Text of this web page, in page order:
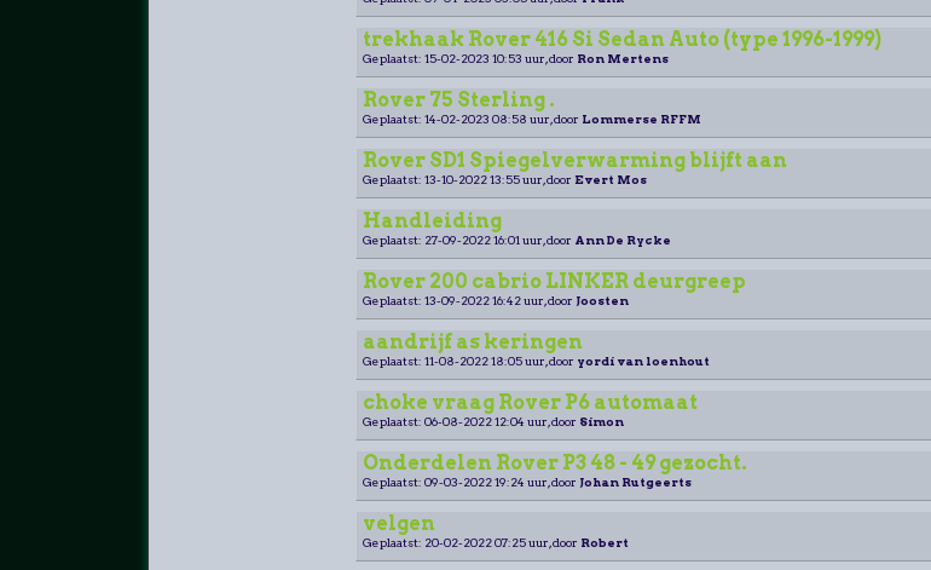
trekhaak Rover 416 Si Sedan Auto (type 1996-1999)
Geplaatst: 15-02-2023 10:53 uur, door Ron Mertens
Rover 75 Sterling .
Geplaatst: 14-02-2023 08:58 uur, door Lommerse RFFM
Rover SD1 Spiegelverwarming blijft aan
Geplaatst: 13-10-2022 13:55 uur, door Evert Mos
Handleiding
Geplaatst: 27-09-2022 16:01 uur, door Ann De Rycke
Rover 200 cabrio LINKER deurgreep
Geplaatst: 13-09-2022 16:42 uur, door Joosten
aandrijf as keringen
Geplaatst: 11-08-2022 18:05 uur, door yordi van loenhout
choke vraag Rover P6 automaat
Geplaatst: 06-08-2022 12:04 uur, door Simon
Onderdelen Rover P3 48 - 49 gezocht.
Geplaatst: 09-03-2022 19:24 uur, door Johan Rutgeerts
velgen
Geplaatst: 20-02-2022 07:25 uur, door Robert